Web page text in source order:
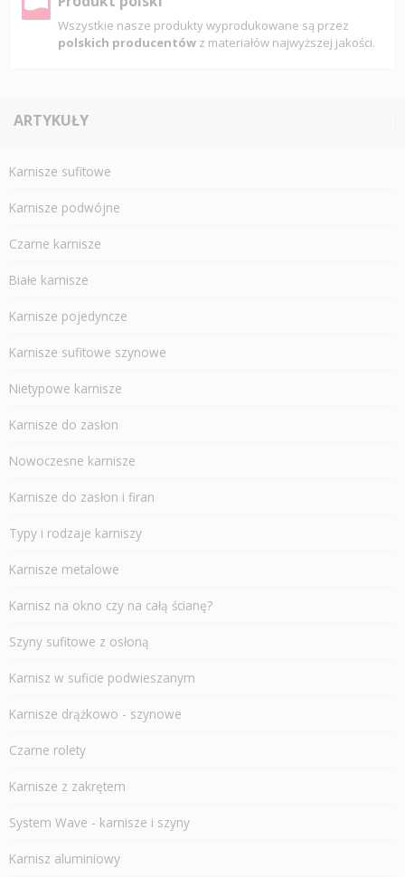
Wszystkie nasze produkty wyprodukowane są przez
polskich producentów z materiałów najwyższej jakości.
ARTYKUŁY
Karnisze sufitowe
Karnisze podwójne
Czarne karnisze
Białe karnisze
Karnisze pojedyncze
Karnisze sufitowe szynowe
Nietypowe karnisze
Karnisze do zasłon
Nowoczesne karnisze
Karnisze do zasłon i firan
Typy i rodzaje karniszy
Karnisze metalowe
Karnisz na okno czy na całą ścianę?
Szyny sufitowe z osłoną
Karnisz w suficie podwieszanym
Karnisze drążkowo - szynowe
Czarne rolety
Karnisze z zakrętem
System Wave - karnisze i szyny
Karnisz aluminiowy